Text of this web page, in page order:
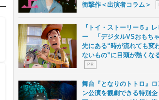
衝撃作＜出演者コラム＞
『トイ・ストーリー５』レ
ー 「デジタルVSおもち
先にある“時が流れても変
ないもの”に目頭が熱くな
P R
舞台『となりのトトロ』ロ
ン公演を観劇できる特別企